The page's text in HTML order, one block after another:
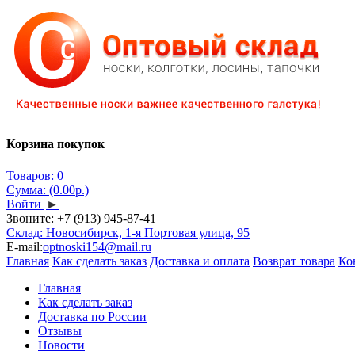
Корзина покупок
Товаров: 0
Сумма: (0.00р.)
Войти ►
Звоните: +7 (913) 945-87-41
Склад: Новосибирск, 1-я Портовая улица, 95
E-mail:optnoski154@mail.ru
Главная Как сделать заказ Доставка и оплата Возврат товара
Главная
Как сделать заказ
Доставка по России
Отзывы
Новости